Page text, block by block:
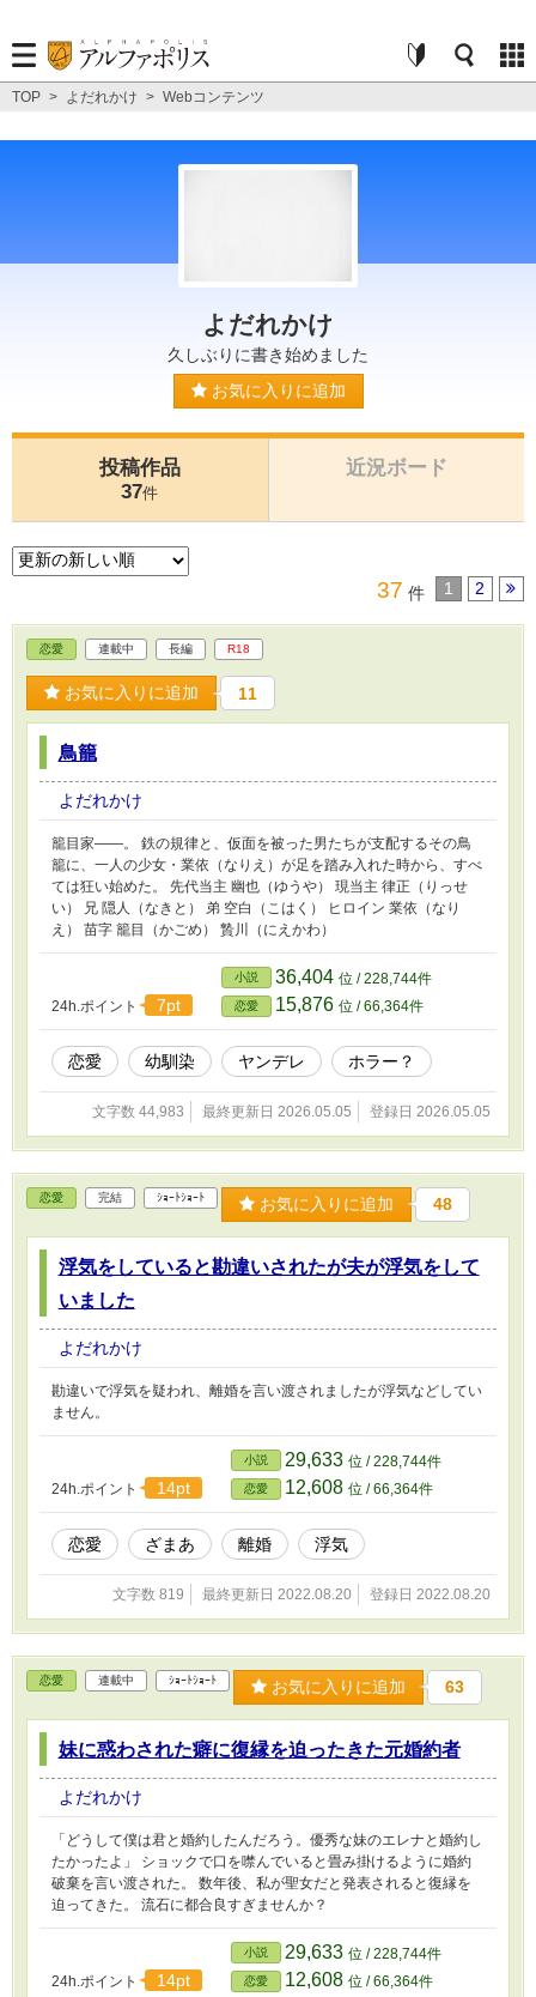
TOP > よだれかけ > Webコンテンツ
よだれかけ
久しぶりに書き始めました
お気に入りに追加
投稿作品
37件
近況ボード
37 件 1 2
恋愛 連載中 長編 R18
お気に入りに追加 11
鳥籠
よだれかけ
籠目家――。 鉄の規律と、仮面を被った男たちが支配するその鳥
籠に、一人の少女・業依（なりえ）が足を踏み入れた時から、すべ
ては狂い始めた。 先代当主 幽也（ゆうや） 現当主 律正（りっせ
い） 兄 隠人（なきと） 弟 空白（こはく） ヒロイン 業依（なり
え） 苗字 籠目（かごめ） 贄川（にえかわ）
24h.ポイント 7pt
小説 36,404 位 / 228,744件
恋愛 15,876 位 / 66,364件
恋愛 幼馴染 ヤンデレ ホラー？
文字数 44,983 最終更新日 2026.05.05 登録日 2026.05.05
恋愛 完結 ｼｮｰﾄｼｮｰﾄ お気に入りに追加 48
浮気をしていると勘違いされたが夫が浮気をして
いました
よだれかけ
勘違いで浮気を疑われ、離婚を言い渡されましたが浮気などしてい
ません。
24h.ポイント 14pt
小説 29,633 位 / 228,744件
恋愛 12,608 位 / 66,364件
恋愛 ざまあ 離婚 浮気
文字数 819 最終更新日 2022.08.20 登録日 2022.08.20
恋愛 連載中 ｼｮｰﾄｼｮｰﾄ お気に入りに追加 63
妹に惑わされた癖に復縁を迫ったきた元婚約者
よだれかけ
「どうして僕は君と婚約したんだろう。優秀な妹のエレナと婚約し
たかったよ」 ショックで口を噤んでいると畳み掛けるように婚約
破棄を言い渡された。 数年後、私が聖女だと発表されると復縁を
迫ってきた。 流石に都合良すぎませんか？
24h.ポイント 14pt
小説 29,633 位 / 228,744件
恋愛 12,608 位 / 66,364件